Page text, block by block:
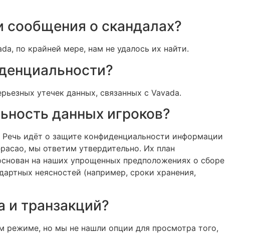
сообщения о скандалах?
по крайней мере, нам не удалось их найти.
утечек данных, связанных с Vavada.
данных игроков?
идёт о защите конфиденциальности информации
мы ответим утвердительно. Их план
на наших упрощенных предположениях о сборе
неясностей (например, сроки хранения,
и транзакций?
режиме, но мы не нашли опции для просмотра того,